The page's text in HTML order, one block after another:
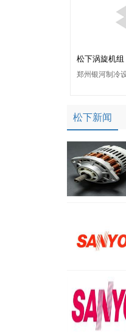
松下涡旋机组
郑州银河制冷
松下新闻